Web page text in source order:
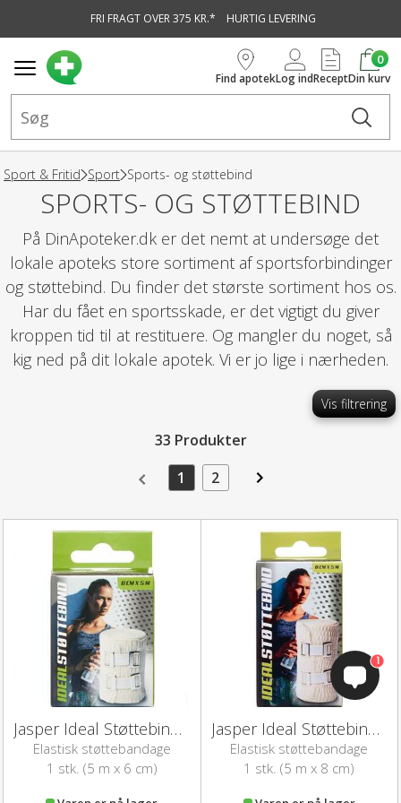
FRI FRAGT OVER 375 KR.* HURTIG LEVERING
Find apotekLog indRecept
0
Din kurv
Sport & Fritid Sport Sports- og støttebind
SPORTS- OG STØTTEBIND
På DinApoteker.dk er det nemt at undersøge det
lokale apoteks store sortiment af sportsforbindinger
og støttebind. Du finder det største sortiment hos os.
Har du fået en sportsskade, er det vigtigt du giver
kroppen tid til at restituere. Og mangler du noget, så
kig ned på dit lokale apotek. Vi er jo lige i nærheden.
Vis filtrering
33 Produkter
1
2
Jasper Ideal Støttebind (6 cm)
Elastisk støttebandage
1 stk. (5 m x 6 cm)
Jasper Ideal Støttebind (8 cm)
Elastisk støttebandage
1 stk. (5 m x 8 cm)
1